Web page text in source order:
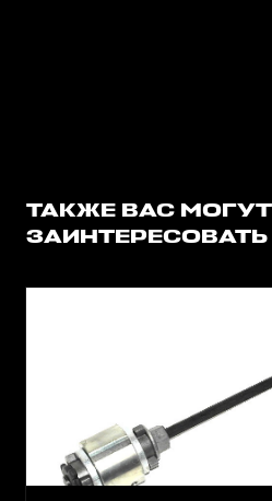
ТАКЖЕ ВАС МОГУТ
ЗАИНТЕРЕСОВАТЬ